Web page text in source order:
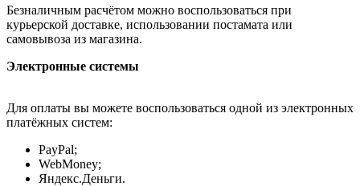
Безналичным расчётом можно воспользоваться при
курьерской доставке, использовании постамата или
самовывоза из магазина.
Электронные системы
Для оплаты вы можете воспользоваться одной из электронных
платёжных систем:
PayPal;
WebMoney;
Яндекс.Деньги.